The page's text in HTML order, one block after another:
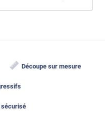
Découpe sur mesure
sécurisé